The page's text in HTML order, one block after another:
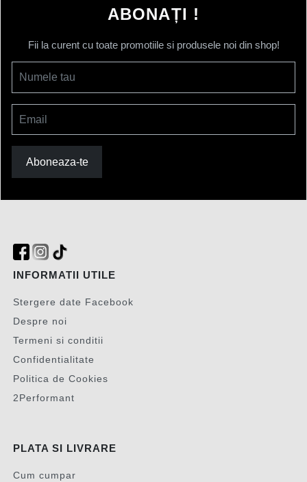
ABONAȚI !
Fii la curent cu toate promotiile si produsele noi din shop!
Numele tau
Email
Aboneaza-te
INFORMATII UTILE
Stergere date Facebook
Despre noi
Termeni si conditii
Confidentialitate
Politica de Cookies
2Performant
PLATA SI LIVRARE
Cum cumpar